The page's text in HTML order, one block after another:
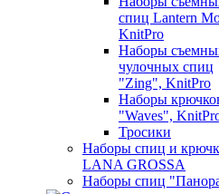
спиц Lantern
KnitPro
Наборы
чулочных спиц
"Zing", KnitPro
Наборы
"Waves",
Тросики
Наборы спиц и
LANA GROSSA
Наборы спиц